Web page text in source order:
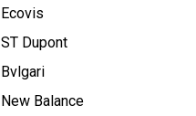
Ecovis
ST Dupont
Bvlgari
New Balance